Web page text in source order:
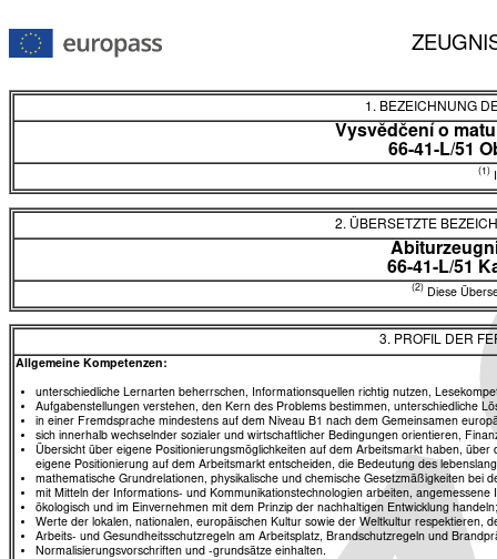
1. BEZEICHNUNG
Vysvědčení o
66-41-L/51
(1)
2. ÜBERSETZTE
66-41-L/51
(2) Diese
3. PROFIL DER
Allgemeine Kompetenzen:
unterschiedliche Lernarten beherrschen, Informationsquellen richtig nutzen,
Aufgabenstellungen verstehen, den Kern des Problems bestimmen, unterschiedliche
in einer Fremdsprache mindestens auf dem Niveau B1 nach dem Gemeinsamen
sich innerhalb wechselnder sozialer und wirtschaftlicher Bedingungen orientieren,
Übersicht über eigene Positionierungsmöglichkeiten auf dem Arbeitsmarkt haben,
eigene Positionierung auf dem Arbeitsmarkt entscheiden, die Bedeutung des
mathematische Grundrelationen, physikalische und chemische Gesetzmäßigkeiten bei
mit Mitteln der Informations- und Kommunikationstechnologien arbeiten,
ökologisch und im Einvernehmen mit dem Prinzip der nachhaltigen Entwicklung handeln;
Werte der lokalen, nationalen, europäischen Kultur sowie der Weltkultur respektieren,
Arbeits- und Gesundheitsschutzregeln am Arbeitsplatz, Brandschutzregeln und
Normalisierungsvorschriften und -grundsätze einhalten.